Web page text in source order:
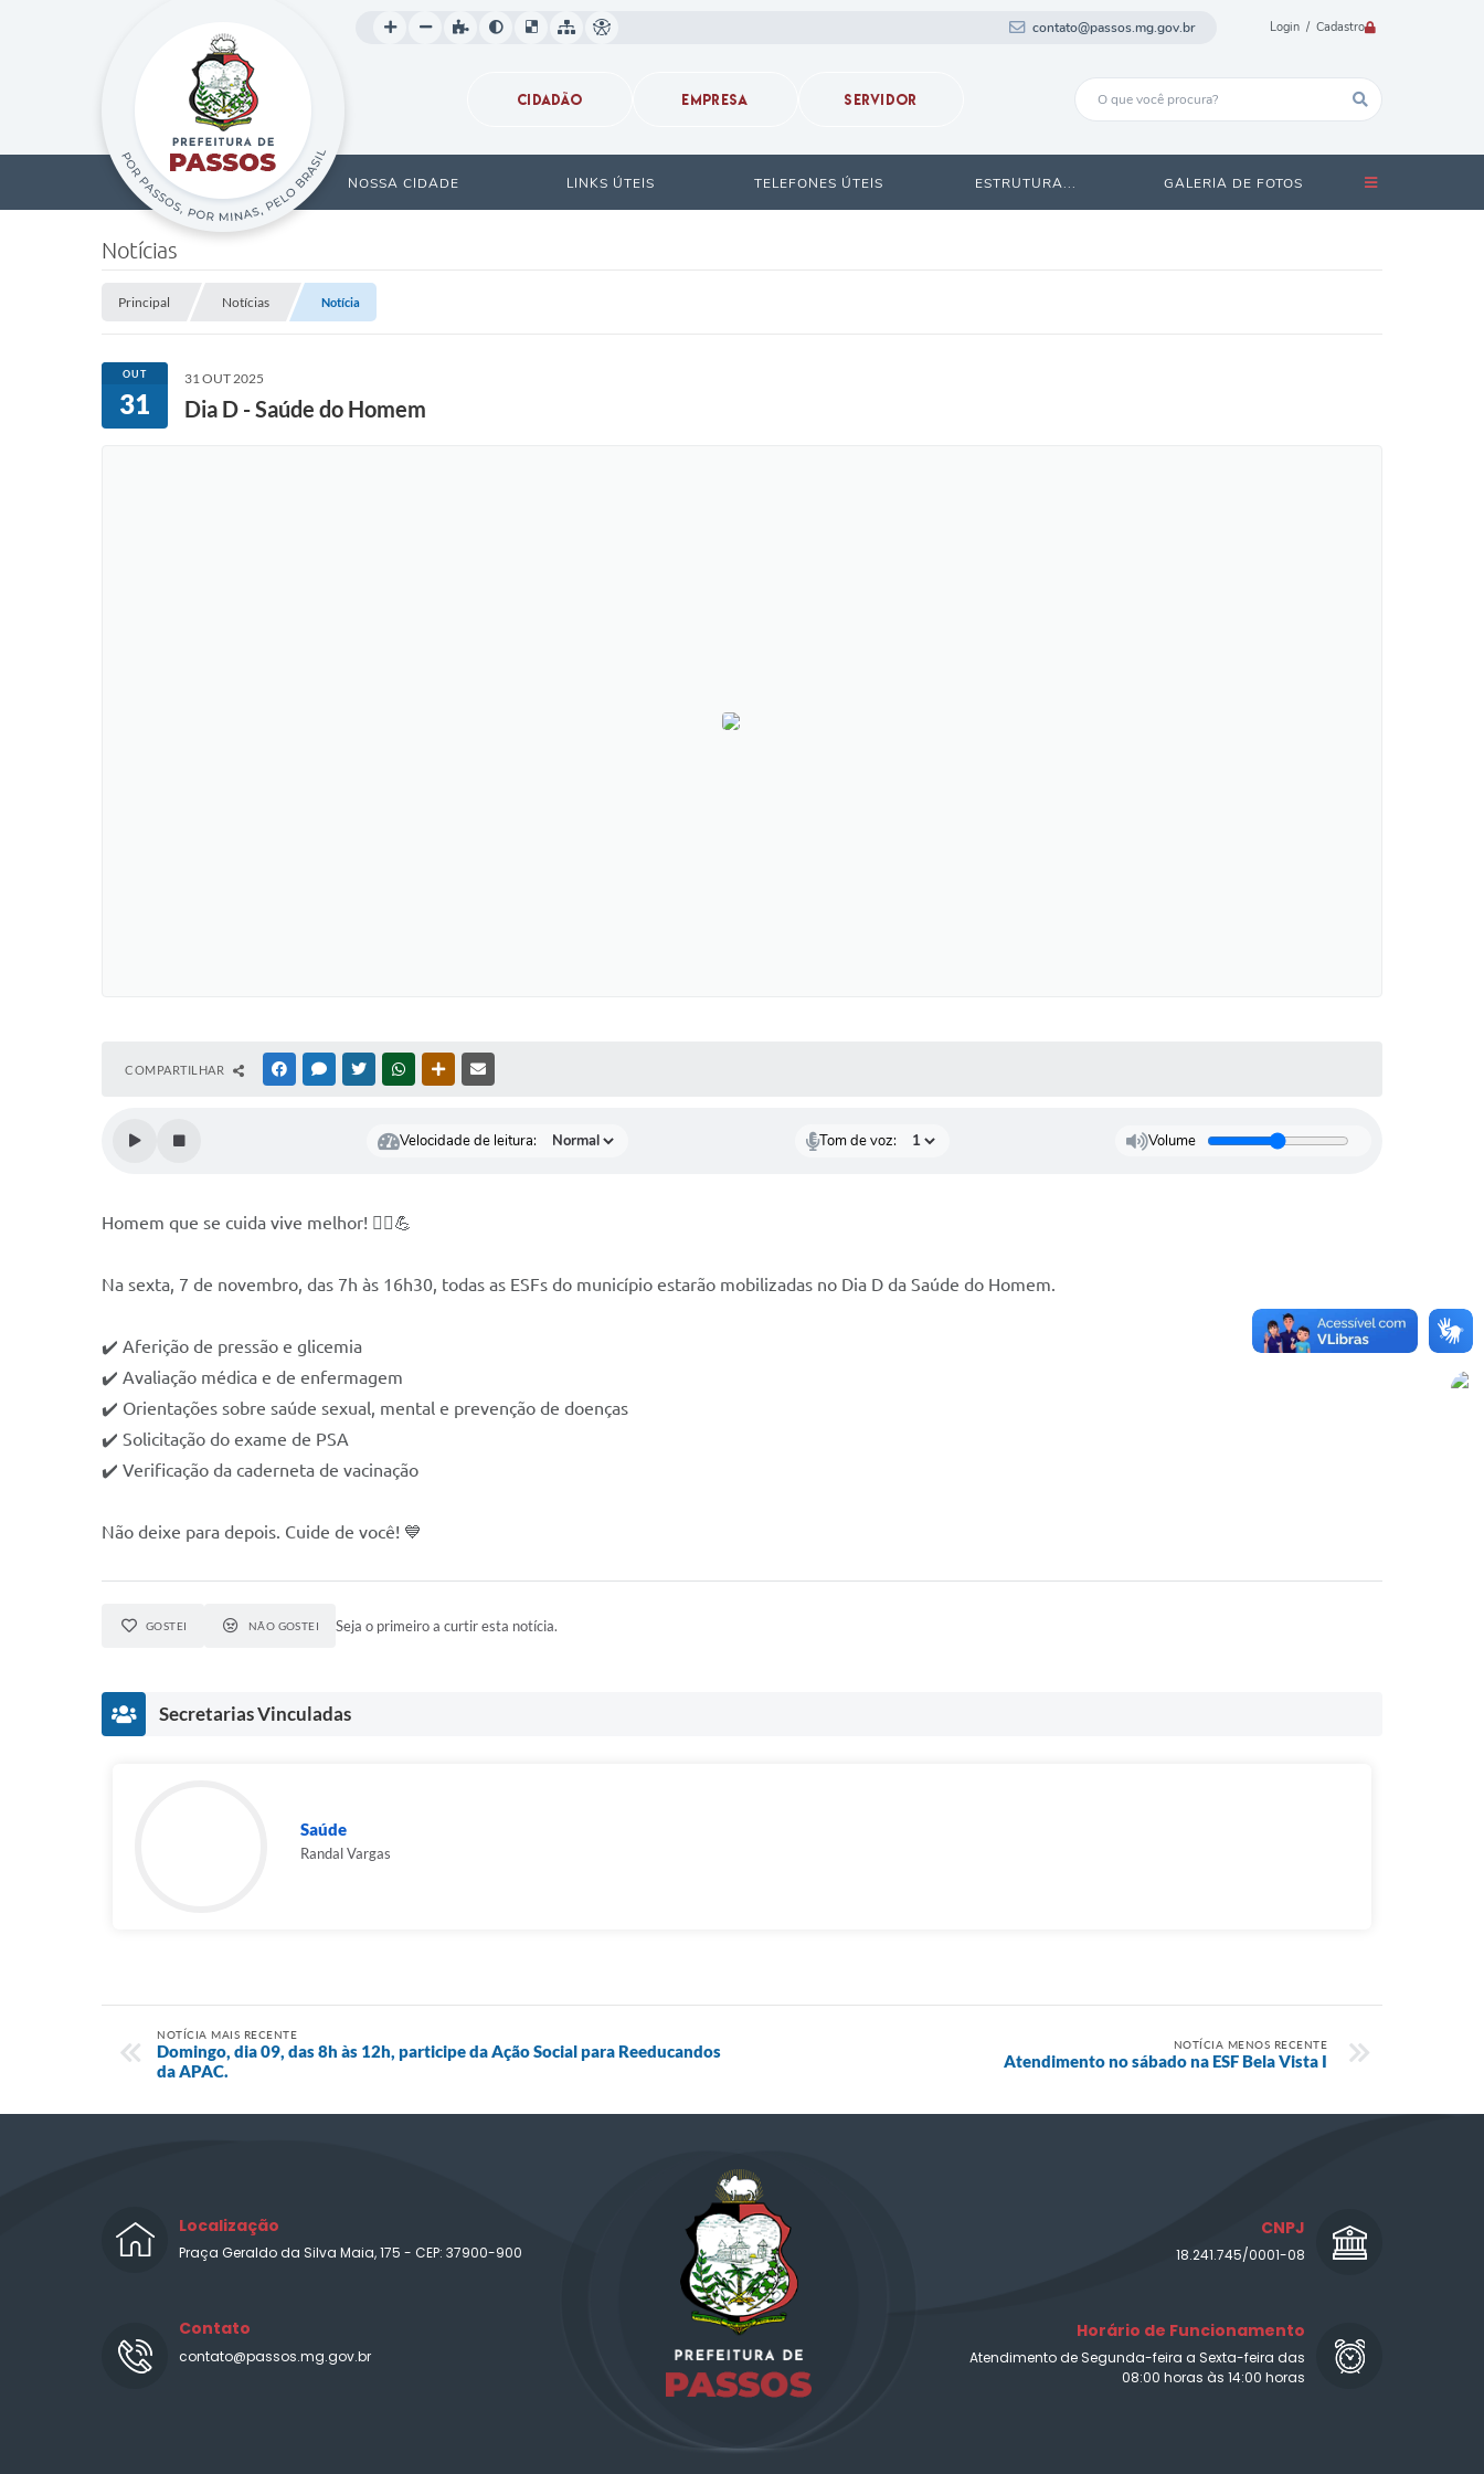
Login / Cadastro
contato@passos.mg.gov.br
CIDADÃO EMPRESA SERVIDOR
NOSSA CIDADE LINKS ÚTEIS TELEFONES ÚTEIS ESTRUTURA... GALERIA DE FOTOS
Notícias
Principal Notícias Notícia
OUT
31
31 OUT 2025
Dia D - Saúde do Homem
COMPARTILHAR FACEBOOKMESSENGER
TWITTERWHATSAPPOUTRAS MÍDIAS
Velocidade de leitura: Tom de voz: Volume
Homem que se cuida vive melhor! 👨‍⚕️💪
Na sexta, 7 de novembro, das 7h às 16h30, todas as ESFs do município estarão mobilizadas no Dia D da Saúde do Homem.
✔️ Aferição de pressão e glicemia
✔️ Avaliação médica e de enfermagem
✔️ Orientações sobre saúde sexual, mental e prevenção de doenças
✔️ Solicitação do exame de PSA
✔️ Verificação da caderneta de vacinação
Não deixe para depois. Cuide de você! 💙
GOSTEI NÃO GOSTEI Seja o primeiro a curtir esta notícia.
Secretarias Vinculadas
Saúde
Randal Vargas
NOTÍCIA MAIS RECENTE
Domingo, dia 09, das 8h às 12h, participe da Ação Social para Reeducandos
da APAC.
NOTÍCIA MENOS RECENTE
​Atendimento no sábado na ESF Bela Vista I
Localização
Praça Geraldo da Silva Maia, 175 - CEP: 37900-900
Contato
contato@passos.mg.gov.br
CNPJ
18.241.745/0001-08
Horário de Funcionamento
Atendimento de Segunda-feira a Sexta-feira das
08:00 horas às 14:00 horas